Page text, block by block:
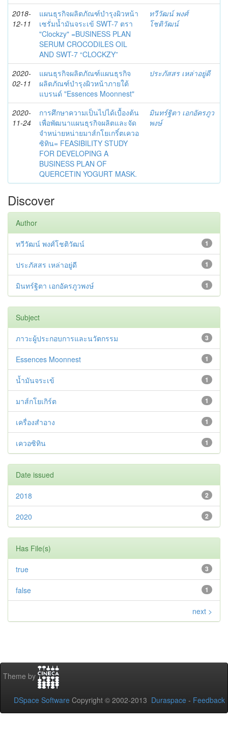
2018-
12-11
แผนธุรกิจผลิตภัณฑ์บำรุงผิวหน้า
เซรั่มน้ำมันจระเข้ SWT-7 ตรา
"Clockzy" =BUSINESS PLAN
SERUM CROCODILES OIL
AND SWT-7 “CLOCKZY”
ทวีวัฒน์ พงศ์
โชติวัฒน์
2020-
02-11
แผนธุรกิจผลิตภัณฑ์แผนธุรกิจ
ผลิตภัณฑ์บำรุงผิวหน้าภายใต้
แบรนด์ "Essences Moonnest"
ประภัสสร เหล่าอยู่ดี
2020-
11-24
การศึกษาความเป็นไปได้เบื้องต้น
เพื่อพัฒนาแผนธุรกิจผลิตและจัด
จำหน่ายหน่ายมาส์กโยเกริ์ตเควอ
ซิทิน= FEASIBILITY STUDY
FOR DEVELOPING A
BUSINESS PLAN OF
QUERCETIN YOGURT MASK.
มินทร์ฐิตา เอกอัครภูว
พงษ์
Discover
Author
1
ทวีวัฒน์ พงศ์โชติวัฒน์
1
ประภัสสร เหล่าอยู่ดี
1
มินทร์ฐิตา เอกอัครภูวพงษ์
Subject
3
ภาวะผู้ประกอบการและนวัตกรรม
1
Essences Moonnest
1
น้ำมันจระเข้
1
มาส์กโยเกิร์ต
1
เครื่องสำอาง
1
เควอซิทิน
Date issued
2
2018
2
2020
Has File(s)
3
true
1
false
next >
Theme by
DSpace Software Copyright © 2002-2013 Duraspace - Feedback